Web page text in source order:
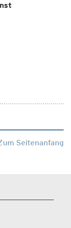
Seitenanfang